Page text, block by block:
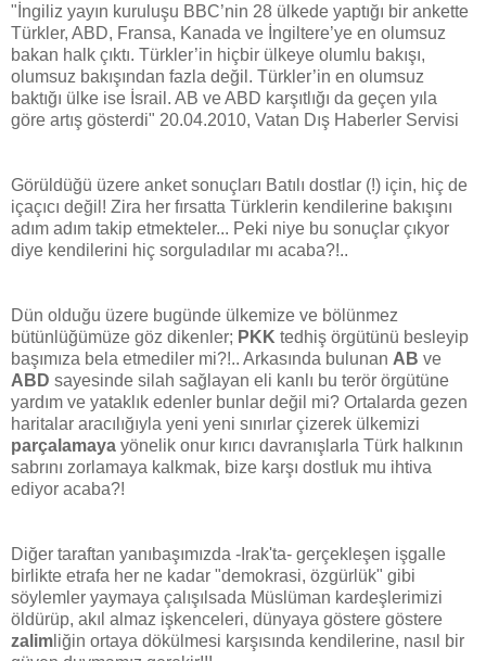
"İngiliz yayın kuruluşu BBC’nin 28 ülkede yaptığı bir ankette
Türkler, ABD, Fransa, Kanada ve İngiltere’ye en olumsuz
bakan halk çıktı. Türkler’in hiçbir ülkeye olumlu bakışı,
olumsuz bakışından fazla değil. Türkler’in en olumsuz
baktığı ülke ise İsrail. AB ve ABD karşıtlığı da geçen yıla
göre artış gösterdi" 20.04.2010, Vatan Dış Haberler Servisi
Görüldüğü üzere anket sonuçları Batılı dostlar (!) için, hiç de
içaçıcı değil! Zira her fırsatta Türklerin kendilerine bakışını
adım adım takip etmekteler... Peki niye bu sonuçlar çıkyor
diye kendilerini hiç sorguladılar mı acaba?!..
Dün olduğu üzere bugünde ülkemize ve bölünmez
bütünlüğümüze göz dikenler; PKK tedhiş örgütünü besleyip
başımıza bela etmediler mi?!.. Arkasında bulunan AB ve
ABD sayesinde silah sağlayan eli kanlı bu terör örgütüne
yardım ve yataklık edenler bunlar değil mi? Ortalarda gezen
haritalar aracılığıyla yeni yeni sınırlar çizerek ülkemizi
parçalamaya yönelik onur kırıcı davranışlarla Türk halkının
sabrını zorlamaya kalkmak, bize karşı dostluk mu ihtiva
ediyor acaba?!
Diğer taraftan yanıbaşımızda -Irak'ta- gerçekleşen işgalle
birlikte etrafa her ne kadar "demokrasi, özgürlük" gibi
söylemler yaymaya çalışılsada Müslüman kardeşlerimizi
öldürüp, akıl almaz işkenceleri, dünyaya göstere göstere
zalim liğin ortaya dökülmesi karşısında kendilerine, nasıl bir